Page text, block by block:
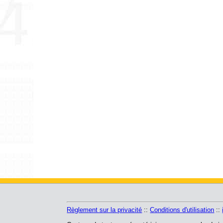
Règlement sur la privacité ::Conditions d'utilisation ::